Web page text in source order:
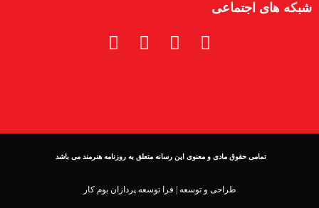
شبکه های اجتماعی
تمامی حقوق مادی و معنوی این رسانه متعلق به روزنامه هنرمند می باشد
طراحی و توسعه | فرا توسعه پردازان بوم کار